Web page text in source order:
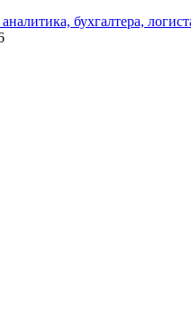
бухгалтера,